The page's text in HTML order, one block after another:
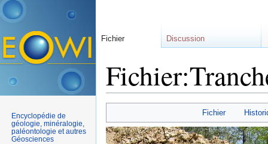
Fichier
Fichier Discussion
Encyclopédie de
géologie, minéralogie,
paléontologie et autres
Géosciences